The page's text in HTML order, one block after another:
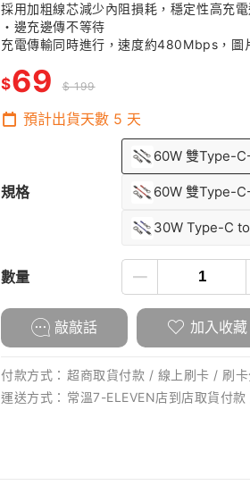
採用加粗線芯減少內阻損耗，穩定性高充
・邊充邊傳不等待
充電傳輸同時進行，速度約480Mbps，圖
$69 $ 199
預計出貨天數 5 天
規格
60W 雙Type-
60W 雙Type-
30W Type-C
數量
敲敲話 加入收藏
付款方式： 超商取貨付款 / 線上刷卡 / 刷
運送方式： 常溫7-ELEVEN店到店取貨付